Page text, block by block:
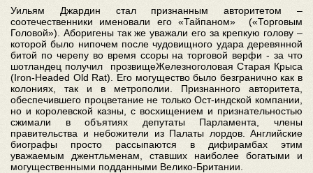
Уильям Джардин стал признанным авторитетом –
соотечественники именовали его «Тайпаном» («Торговым
Головой»). Аборигены так же уважали его за крепкую голову –
которой было нипочем после чудовищного удара деревянной
битой по черепу во время ссоры на торговой верфи - за что
шотландец получил прозвищеЖелезноголовая Старая Крыса
(Iron-Headed Old Rat). Его могущество было безгранично как в
колониях, так и в метрополии. Признанного авторитета,
обеспечившего процветание не только Ост-индской компании,
но и королевской казны, с восхищением и признательностью
сжимали в объятиях депутаты Парламента, члены
правительства и небожители из Палаты лордов. Английские
биографы просто рассыпаются в дифирамбах этим
уважаемым джентльменам, ставших наиболее богатыми и
могущественными подданными Велико-Британии.